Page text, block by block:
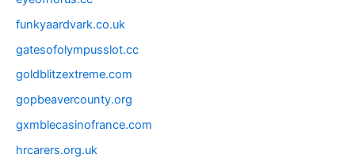
funkyaardvark.co.uk
gatesofolympusslot.cc
goldblitzextreme.com
gopbeavercounty.org
gxmblecasinofrance.com
hrcarers.org.uk